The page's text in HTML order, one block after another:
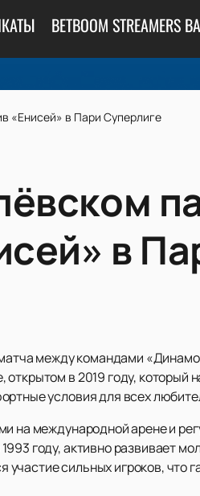
BETBOOM STREAMERS
«Енисей» в Пари Суперлиге
в
между командами
в 2019 году, который
условия для всех
на международной арене и
году, активно развивает
сильных игроков, что